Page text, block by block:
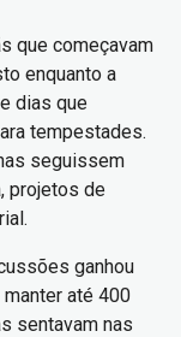
que começavam
enquanto a
dias que
tempestades.
seguissem
projetos de
ganhou
manter até 400
sentavam nas